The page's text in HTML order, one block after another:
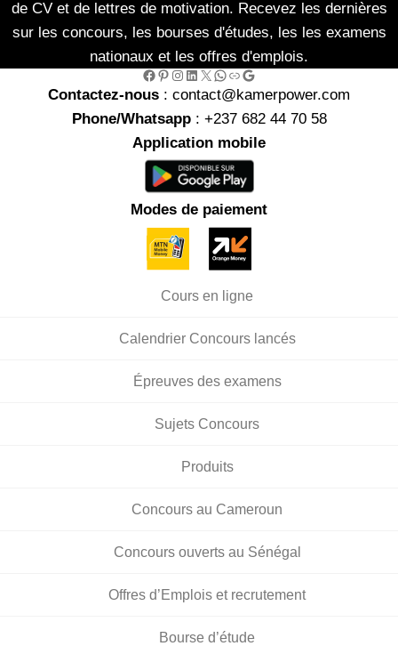
de CV et de lettres de motivation. Recevez les dernières
sur les concours, les bourses d'études, les les examens
nationaux et les offres d'emplois.
Facebook Pinterest Instagram LinkedIn X WhatsApp Link Google
Contactez-nous : contact@kamerpower.com
Phone/Whatsapp: +237 682 44 70 58
Application mobile
Modes de paiement
Cours en ligne
Calendrier Concours lancés
Épreuves des examens
Sujets Concours
Produits
Concours au Cameroun
Concours ouverts au Sénégal
Offres d’Emplois et recrutement
Bourse d’étude